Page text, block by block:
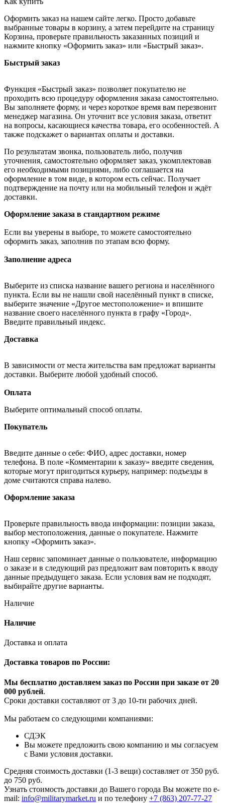
Оформить заказ на нашем сайте легко. Просто добавьте
выбранные товары в корзину, а затем перейдите на страницу
Корзина, проверьте правильность заказанных позиций и
нажмите кнопку «Оформить заказ» или «Быстрый заказ».
Быстрый заказ
Функция «Быстрый заказ» позволяет покупателю не
проходить всю процедуру оформления заказа самостоятельно.
Вы заполняете форму, и через короткое время вам перезвонит
менеджер магазина. Он уточнит все условия заказа, ответит
на вопросы, касающиеся качества товара, его особенностей. А
также подскажет о вариантах оплаты и доставки.
По результатам звонка, пользователь либо, получив
уточнения, самостоятельно оформляет заказ, укомплектовав
его необходимыми позициями, либо соглашается на
оформление в том виде, в котором есть сейчас. Получает
подтверждение на почту или на мобильный телефон и ждёт
доставки.
Оформление заказа в стандартном режиме
Если вы уверены в выборе, то можете самостоятельно
оформить заказ, заполнив по этапам всю форму.
Заполнение адреса
Выберите из списка название вашего региона и населённого
пункта. Если вы не нашли свой населённый пункт в списке,
выберите значение «Другое местоположение» и впишите
название своего населённого пункта в графу «Город».
Введите правильный индекс.
Доставка
В зависимости от места жительства вам предложат варианты
доставки. Выберите любой удобный способ.
Оплата
Выберите оптимальный способ оплаты.
Покупатель
Введите данные о себе: ФИО, адрес доставки, номер
телефона. В поле «Комментарии к заказу» введите сведения,
которые могут пригодиться курьеру, например: подъезды в
доме считаются справа налево.
Оформление заказа
Проверьте правильность ввода информации: позиции заказа,
выбор местоположения, данные о покупателе. Нажмите
кнопку «Оформить заказ».
Наш сервис запоминает данные о пользователе, информацию
о заказе и в следующий раз предложит вам повторить к вводу
данные предыдущего заказа. Если условия вам не подходят,
выбирайте другие варианты.
Наличие
Наличие
Доставка и оплата
Доставка товаров по России:
Мы бесплатно доставляем заказ по России при заказе от 20
000 рублей.
Сроки доставки составляют от 3 до 10-ти рабочих дней.
Мы работаем со следующими компаниями:
СДЭК
Вы можете предложить свою компанию и мы согласуем
с Вами условия доставки.
Средняя стоимость доставки (1-3 вещи) составляет от 350 руб.
до 750 руб.
Узнать стоимость доставки до Вашего города Вы можете по e-
mail: info@militarymarket.ru и по телефону +7 (863) 207-77-27